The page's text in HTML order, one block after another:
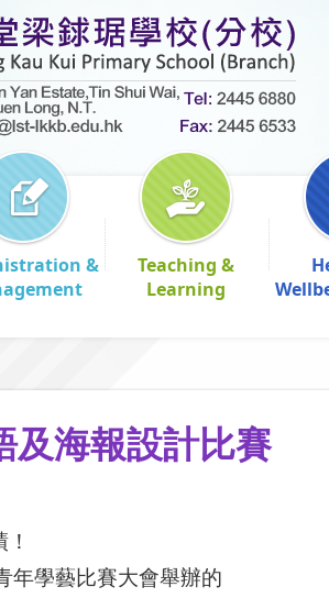
&
Teaching &
Learning
及海報設計比賽
年學藝比賽大會舉辦的